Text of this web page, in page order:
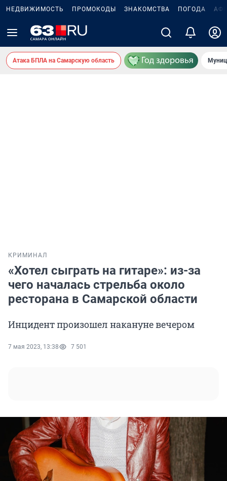
НЕДВИЖИМОСТЬ ПРОМОКОДЫ ЗНАКОМСТВА ПОГОДА
Атака БПЛА на Самарскую область
КРИМИНАЛ
«Хотел сыграть на гитаре»: из-за
чего началась стрельба около
ресторана в Самарской области
Инцидент произошел накануне вечером
7 мая 2023, 13:38 7 501